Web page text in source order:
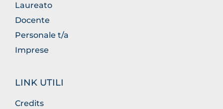
Laureato
Docente
Personale t/a
Imprese
LINK UTILI
Credits